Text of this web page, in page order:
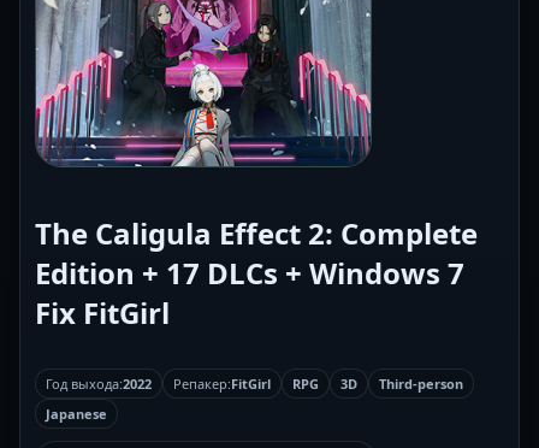
The Caligula Effect 2: Complete
Edition + 17 DLCs + Windows 7
Fix FitGirl
Год выхода:2022 Репакер:FitGirl RPG 3D
Third-person
Japanese